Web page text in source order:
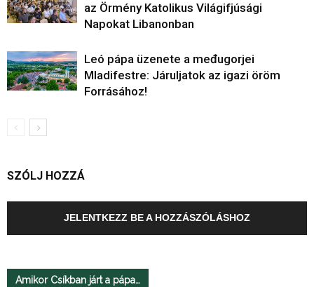
az Örmény Katolikus Világifjúsági
Napokat Libanonban
Leó pápa üzenete a međugorjei
Mladifestre: Járuljatok az igazi öröm
Forrásához!
SZÓLJ HOZZÁ
JELENTKEZZ BE A HOZZÁSZÓLÁSHOZ
Amikor Csíkban járt a pápa…